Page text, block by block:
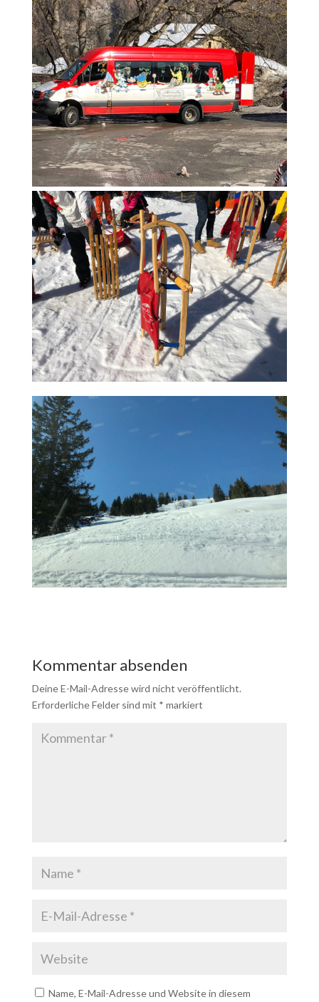
Kommentar absenden
Deine E-Mail-Adresse wird nicht veröffentlicht.
Erforderliche Felder sind mit * markiert
Name, E-Mail-Adresse und Website in diesem